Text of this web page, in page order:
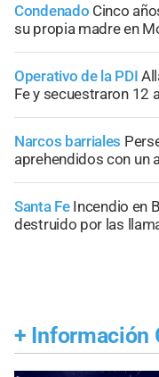
Condenado Cinco
su propia madre en
Operativo de la PDI
Fe y secuestraron 12
Narcos barriales
aprehendidos con un
Santa Fe Incendio en
destruido por las
+ Información